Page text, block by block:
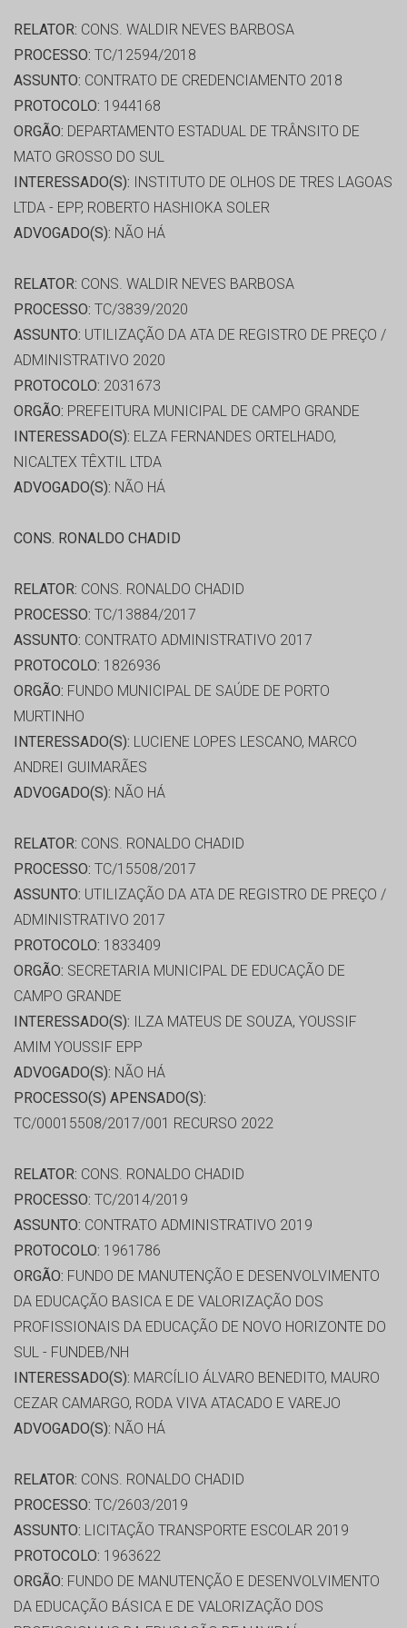
RELATOR: CONS. WALDIR NEVES BARBOSA
PROCESSO: TC/12594/2018
ASSUNTO: CONTRATO DE CREDENCIAMENTO 2018
PROTOCOLO: 1944168
ORGÃO: DEPARTAMENTO ESTADUAL DE TRÂNSITO DE
MATO GROSSO DO SUL
INTERESSADO(S): INSTITUTO DE OLHOS DE TRES LAGOAS
LTDA - EPP, ROBERTO HASHIOKA SOLER
ADVOGADO(S): NÃO HÁ
RELATOR: CONS. WALDIR NEVES BARBOSA
PROCESSO: TC/3839/2020
ASSUNTO: UTILIZAÇÃO DA ATA DE REGISTRO DE PREÇO /
ADMINISTRATIVO 2020
PROTOCOLO: 2031673
ORGÃO: PREFEITURA MUNICIPAL DE CAMPO GRANDE
INTERESSADO(S): ELZA FERNANDES ORTELHADO,
NICALTEX TÊXTIL LTDA
ADVOGADO(S): NÃO HÁ
CONS. RONALDO CHADID
RELATOR: CONS. RONALDO CHADID
PROCESSO: TC/13884/2017
ASSUNTO: CONTRATO ADMINISTRATIVO 2017
PROTOCOLO: 1826936
ORGÃO: FUNDO MUNICIPAL DE SAÚDE DE PORTO
MURTINHO
INTERESSADO(S): LUCIENE LOPES LESCANO, MARCO
ANDREI GUIMARÃES
ADVOGADO(S): NÃO HÁ
RELATOR: CONS. RONALDO CHADID
PROCESSO: TC/15508/2017
ASSUNTO: UTILIZAÇÃO DA ATA DE REGISTRO DE PREÇO /
ADMINISTRATIVO 2017
PROTOCOLO: 1833409
ORGÃO: SECRETARIA MUNICIPAL DE EDUCAÇÃO DE
CAMPO GRANDE
INTERESSADO(S): ILZA MATEUS DE SOUZA, YOUSSIF
AMIM YOUSSIF EPP
ADVOGADO(S): NÃO HÁ
PROCESSO(S) APENSADO(S):
TC/00015508/2017/001 RECURSO 2022
RELATOR: CONS. RONALDO CHADID
PROCESSO: TC/2014/2019
ASSUNTO: CONTRATO ADMINISTRATIVO 2019
PROTOCOLO: 1961786
ORGÃO: FUNDO DE MANUTENÇÃO E DESENVOLVIMENTO
DA EDUCAÇÃO BASICA E DE VALORIZAÇÃO DOS
PROFISSIONAIS DA EDUCAÇÃO DE NOVO HORIZONTE DO
SUL - FUNDEB/NH
INTERESSADO(S): MARCÍLIO ÁLVARO BENEDITO, MAURO
CEZAR CAMARGO, RODA VIVA ATACADO E VAREJO
ADVOGADO(S): NÃO HÁ
RELATOR: CONS. RONALDO CHADID
PROCESSO: TC/2603/2019
ASSUNTO: LICITAÇÃO TRANSPORTE ESCOLAR 2019
PROTOCOLO: 1963622
ORGÃO: FUNDO DE MANUTENÇÃO E DESENVOLVIMENTO
DA EDUCAÇÃO BÁSICA E DE VALORIZAÇÃO DOS